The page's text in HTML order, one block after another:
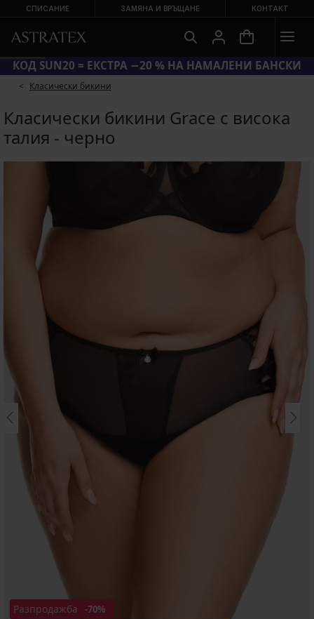
СПИСАНИЕ ЗАМЯНА И ВРЪЩАНЕ КОНТАКТ
КОД SUN20 = ЕКСТРА −20 % НА НАМАЛЕНИ БАНСКИ
Класически бикини
Класически бикини Grace с висока
талия - черно
Разпродажба -70%